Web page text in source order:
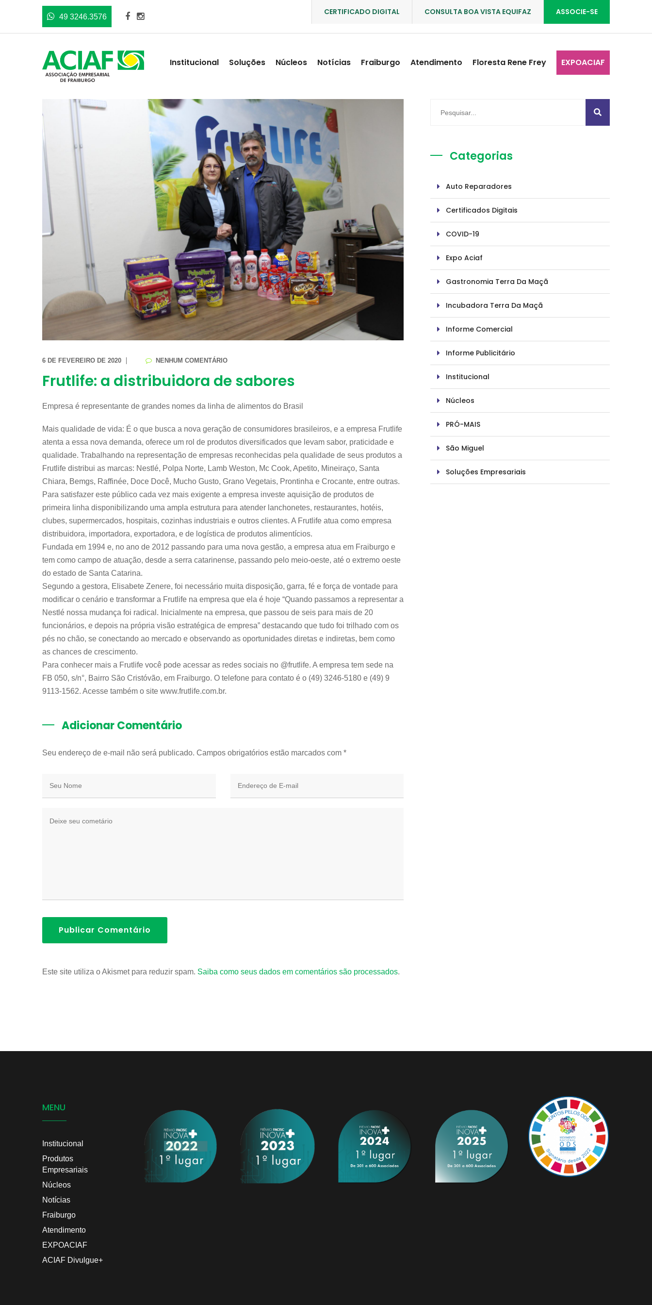
49 3246.3576
ASSOCIE-SE
CONSULTA BOA VISTA EQUIFAZ
CERTIFICADO DIGITAL
Institucional Soluções Núcleos Notícias Fraiburgo Atendimento Floresta Rene Frey EXPOACIAF
6 DE FEVEREIRO DE 2020 NENHUM COMENTÁRIO
Frutlife: a distribuidora de sabores
Empresa é representante de grandes nomes da linha de alimentos do Brasil
Mais qualidade de vida: É o que busca a nova geração de consumidores brasileiros, e a empresa Frutlife
atenta a essa nova demanda, oferece um rol de produtos diversificados que levam sabor, praticidade e
qualidade. Trabalhando na representação de empresas reconhecidas pela qualidade de seus produtos a
Frutlife distribui as marcas: Nestlé, Polpa Norte, Lamb Weston, Mc Cook, Apetito, Mineiraço, Santa
Chiara, Bemgs, Raffinée, Doce Docê, Mucho Gusto, Grano Vegetais, Prontinha e Crocante, entre outras.
Para satisfazer este público cada vez mais exigente a empresa investe aquisição de produtos de
primeira linha disponibilizando uma ampla estrutura para atender lanchonetes, restaurantes, hotéis,
clubes, supermercados, hospitais, cozinhas industriais e outros clientes. A Frutlife atua como empresa
distribuidora, importadora, exportadora, e de logística de produtos alimentícios.
Fundada em 1994 e, no ano de 2012 passando para uma nova gestão, a empresa atua em Fraiburgo e
tem como campo de atuação, desde a serra catarinense, passando pelo meio-oeste, até o extremo oeste
do estado de Santa Catarina.
Segundo a gestora, Elisabete Zenere, foi necessário muita disposição, garra, fé e força de vontade para
modificar o cenário e transformar a Frutlife na empresa que ela é hoje “Quando passamos a representar a
Nestlé nossa mudança foi radical. Inicialmente na empresa, que passou de seis para mais de 20
funcionários, e depois na própria visão estratégica de empresa” destacando que tudo foi trilhado com os
pés no chão, se conectando ao mercado e observando as oportunidades diretas e indiretas, bem como
as chances de crescimento.
Para conhecer mais a Frutlife você pode acessar as redes sociais no @frutlife. A empresa tem sede na
FB 050, s/n°, Bairro São Cristóvão, em Fraiburgo. O telefone para contato é o (49) 3246-5180 e (49) 9
9113-1562. Acesse também o site www.frutlife.com.br.
Adicionar Comentário
Seu endereço de e-mail não será publicado. Campos obrigatórios estão marcados com *
Publicar Comentário
Este site utiliza o Akismet para reduzir spam. Saiba como seus dados em comentários são processados.
Categorias
Auto Reparadores
Certificados Digitais
COVID-19
Expo Aciaf
Gastronomia Terra Da Maçã
Incubadora Terra Da Maçã
Informe Comercial
Informe Publicitário
Institucional
Núcleos
PRÓ-MAIS
São Miguel
Soluções Empresariais
MENU
Institucional
Produtos
Empresariais
Núcleos
Notícias
Fraiburgo
Atendimento
EXPOACIAF
ACIAF Divulgue+